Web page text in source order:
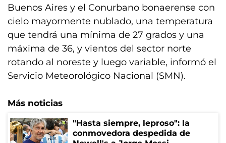
Buenos Aires y el Conurbano bonaerense con
cielo mayormente nublado, una temperatura
que tendrá una mínima de 27 grados y una
máxima de 36, y vientos del sector norte
rotando al noreste y luego variable, informó el
Servicio Meteorológico Nacional (SMN).
Más noticias
"Hasta siempre, leproso": la
conmovedora despedida de